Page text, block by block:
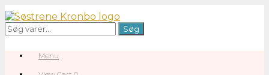
Gå
til
indhold
Søg
efter:
Søg
Menu